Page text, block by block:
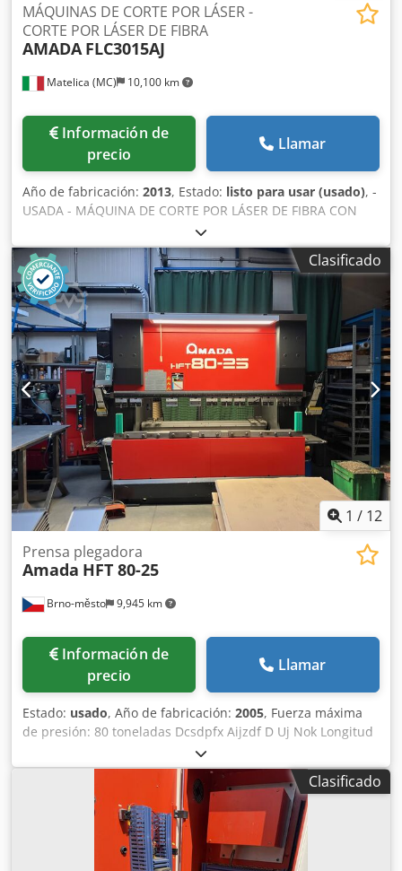
Matelica (MC) 10,100 km
MÁQUINAS DE CORTE POR LÁSER -
CORTE POR LÁSER DE FIBRA
AMADA FLC3015AJ
Información de
precio
Llamar
Año de fabricación: 2013, Estado: listo para usar (usado), -
USADA - MÁQUINA DE CORTE POR LÁSER DE FIBRA CON
CAMBIADOR DE PALETAS Y SISTEMA DE CARGA/DESCARGA
RECORRIDO DEL EJE X: 3270 mm RECORRIDO DEL EJE Y:
1550 mm Dsdpfxjvhc S Hs Ai Nock RECORRIDO DEL EJE Z:
100 mm ÁREA DE TRABAJO: 3070 x 1550 mm CARGA
ADMITIDA SOBRE LA MESA: 920 kg FUENTE: AJ2000 Fiber;
2000 W UNIDAD DE CONTROL: AMADA AMNC3i PESO:
11200 kg DIMENSIONES TOTALES: 10028 x 2900 x 2000 mm
NOTA: CON SISTEMA DE CARGA/DESCARGA LKI, modelo
LST3015FLC-AJ, año de fabricación 2013; CAMBIO
AUTOMÁTICO DE BOQUILLAS.
Clasificado
1 / 12
Brno-město 9,945 km
Prensa plegadora
Amada HFT 80-25
Información de
precio
Llamar
Estado: usado, Año de fabricación: 2005, Fuerza máxima
de presión: 80 toneladas Dcsdpfx Aijzdf D Uj Nok Longitud
máxima: 2500 mm Carrera: 200 mm Peso de la máquina:
5750 kg
Clasificado